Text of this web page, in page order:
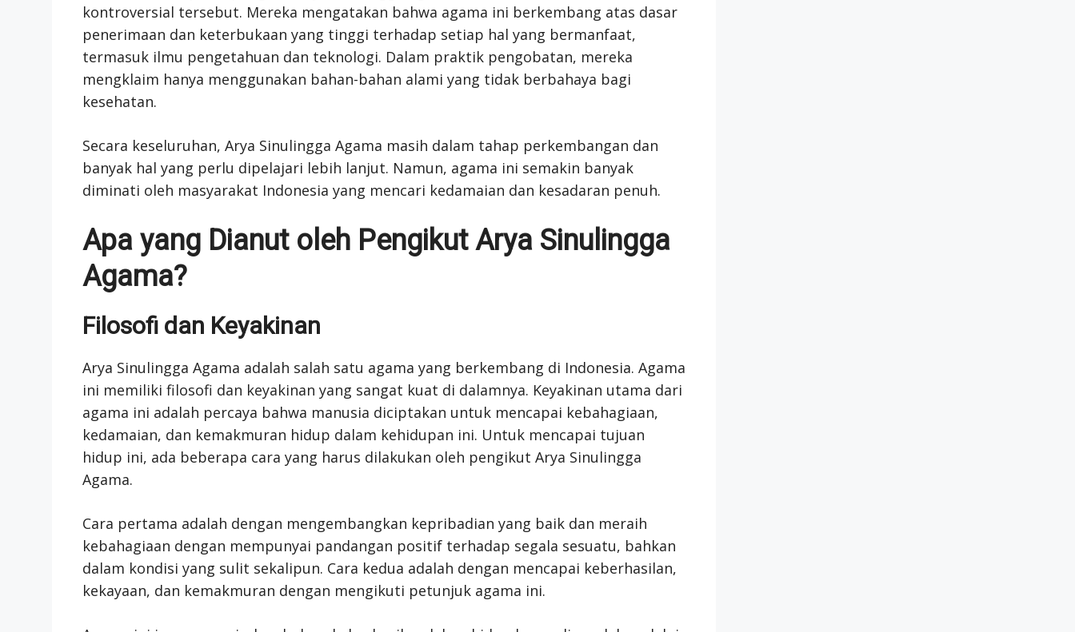
kontroversial tersebut. Mereka mengatakan bahwa agama ini berkembang atas dasar
penerimaan dan keterbukaan yang tinggi terhadap setiap hal yang bermanfaat,
termasuk ilmu pengetahuan dan teknologi. Dalam praktik pengobatan, mereka
mengklaim hanya menggunakan bahan-bahan alami yang tidak berbahaya bagi
kesehatan.
Secara keseluruhan, Arya Sinulingga Agama masih dalam tahap perkembangan dan
banyak hal yang perlu dipelajari lebih lanjut. Namun, agama ini semakin banyak
diminati oleh masyarakat Indonesia yang mencari kedamaian dan kesadaran penuh.
Apa yang Dianut oleh Pengikut Arya Sinulingga
Agama?
Filosofi dan Keyakinan
Arya Sinulingga Agama adalah salah satu agama yang berkembang di Indonesia. Agama
ini memiliki filosofi dan keyakinan yang sangat kuat di dalamnya. Keyakinan utama dari
agama ini adalah percaya bahwa manusia diciptakan untuk mencapai kebahagiaan,
kedamaian, dan kemakmuran hidup dalam kehidupan ini. Untuk mencapai tujuan
hidup ini, ada beberapa cara yang harus dilakukan oleh pengikut Arya Sinulingga
Agama.
Cara pertama adalah dengan mengembangkan kepribadian yang baik dan meraih
kebahagiaan dengan mempunyai pandangan positif terhadap segala sesuatu, bahkan
dalam kondisi yang sulit sekalipun. Cara kedua adalah dengan mencapai keberhasilan,
kekayaan, dan kemakmuran dengan mengikuti petunjuk agama ini.